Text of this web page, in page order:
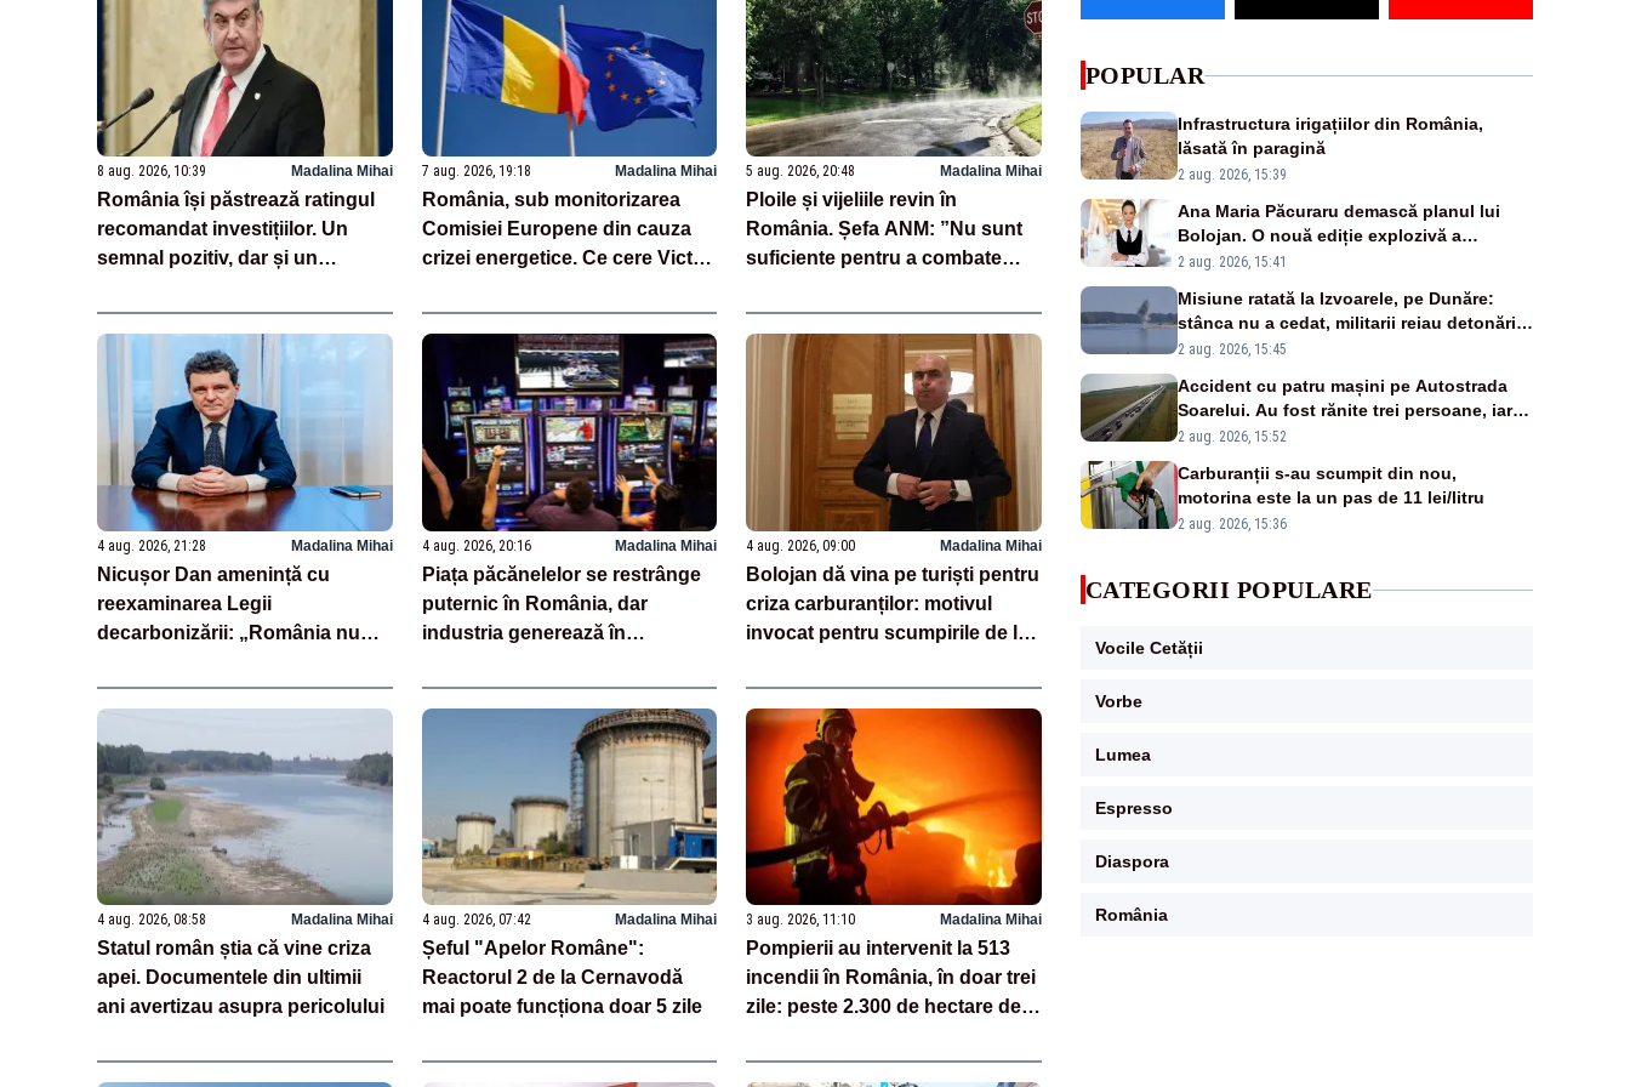
8 aug. 2026, 10:39 Madalina Mihai
România își păstrează ratingul
recomandat investițiilor. Un
semnal pozitiv, dar și un
7 aug. 2026, 19:18 Madalina Mihai
România, sub monitorizarea
Comisiei Europene din cauza
crizei energetice. Ce cere Victor
5 aug. 2026, 20:48 Madalina Mihai
Ploile și vijeliile revin în
România. Șefa ANM: ”Nu sunt
suficiente pentru a combate
situația Dunării”
4 aug. 2026, 21:28 Madalina Mihai
Nicușor Dan amenință cu
reexaminarea Legii
decarbonizării: „România nu
PNRR”
4 aug. 2026, 20:16 Madalina Mihai
Piața păcănelelor se restrânge
puternic în România, dar
industria generează în
4 aug. 2026, 09:00 Madalina Mihai
Bolojan dă vina pe turiști pentru
criza carburanților: motivul
invocat pentru scumpirile de la
4 aug. 2026, 08:58 Madalina Mihai
Statul român știa că vine criza
apei. Documentele din ultimii
ani avertizau asupra pericolului
4 aug. 2026, 07:42 Madalina Mihai
Șeful "Apelor Române":
Reactorul 2 de la Cernavodă
mai poate funcționa doar 5 zile
3 aug. 2026, 11:10 Madalina Mihai
Pompierii au intervenit la 513
incendii în România, în doar trei
zile: peste 2.300 de hectare de
POPULAR
Infrastructura irigațiilor din România,
lăsată în paragină
2 aug. 2026, 15:39
Ana Maria Păcuraru demască planul lui
Bolojan. O nouă ediție explozivă a
emisiunii „Miza Zilei” la Realitatea PLUS
2 aug. 2026, 15:41
Misiune ratată la Izvoarele, pe Dunăre:
stânca nu a cedat, militarii reiau detonările
luni – VIDEO
2 aug. 2026, 15:45
Accident cu patru mașini pe Autostrada
Soarelui. Au fost rănite trei persoane, iar
traficul se desfășoară cu dificultate
2 aug. 2026, 15:52
Carburanții s-au scumpit din nou,
motorina este la un pas de 11 lei/litru
2 aug. 2026, 15:36
CATEGORII POPULARE
Vocile Cetății
Vorbe
Lumea
Espresso
Diaspora
România